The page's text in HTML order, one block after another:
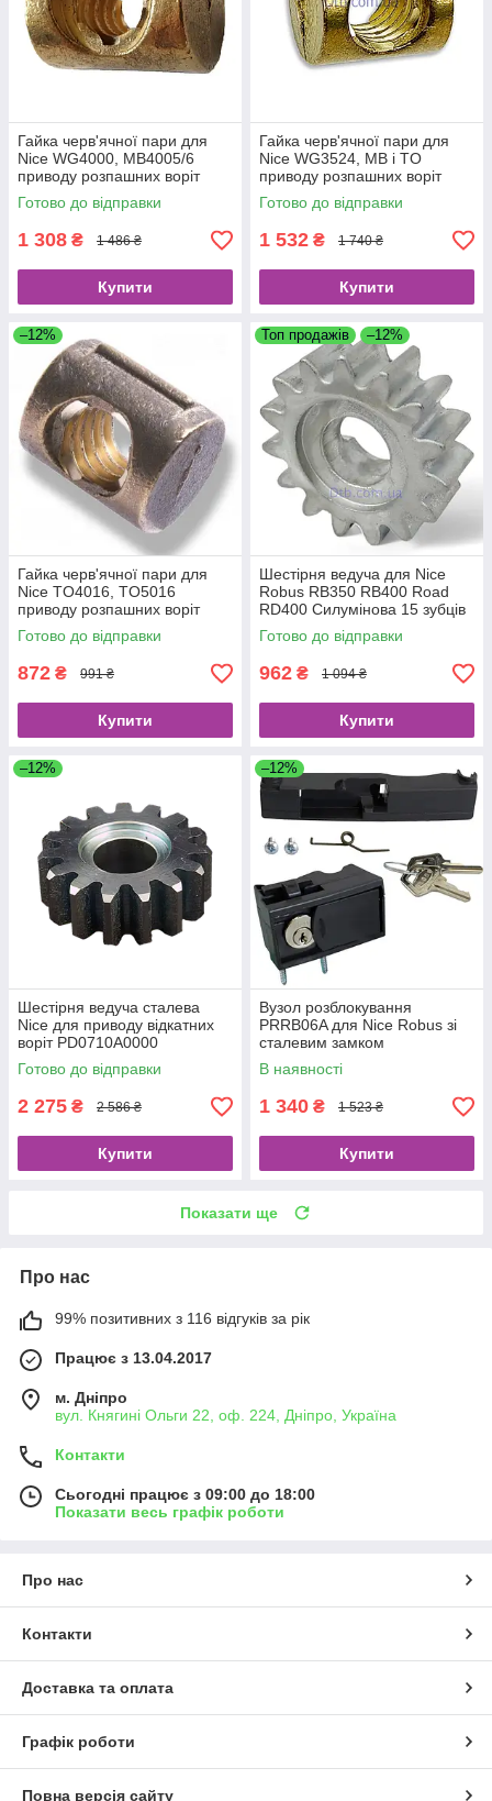
Гайка черв'ячної пари для
Nice WG4000, MB4005/6
приводу розпашних воріт
PMD0944R04.4610
Готово до відправки
1 308 ₴ 1 486 ₴
Купити
Гайка черв'ячної пари для
Nice WG3524, MB і TO
приводу розпашних воріт
PMD0943R05.4610
Готово до відправки
1 532 ₴ 1 740 ₴
Купити
–12%
Гайка черв'ячної пари для
Nice TO4016, TO5016
приводу розпашних воріт
PMD1159R04.4610
Готово до відправки
872 ₴ 991 ₴
Купити
Топ продажів –12%
Шестірня ведуча для Nice
Robus RB350 RB400 Road
RD400 Силумінова 15 зубців
PMD0177A.4610 модуль 4
Готово до відправки
962 ₴ 1 094 ₴
Купити
–12%
Шестірня ведуча сталева
Nice для приводу відкатних
воріт PD0710A0000
Готово до відправки
2 275 ₴ 2 586 ₴
Купити
–12%
Вузол розблокування
PRRB06A для Nice Robus зі
сталевим замком
В наявності
1 340 ₴ 1 523 ₴
Купити
Показати ще
Про нас
99% позитивних з 116 відгуків за рік
Працює з 13.04.2017
м. Дніпро
вул. Княгині Ольги 22, оф. 224, Дніпро, Україна
Контакти
Сьогодні працює з 09:00 до 18:00
Показати весь графік роботи
Про нас
Контакти
Доставка та оплата
Графік роботи
Повна версія сайту